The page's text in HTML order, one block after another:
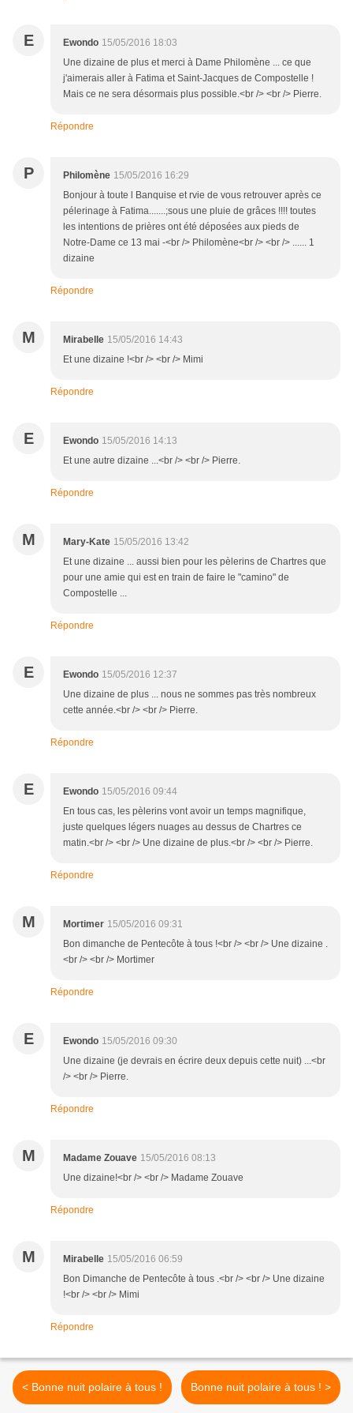
E Ewondo 15/05/2016 18:03
Une dizaine de plus et merci à Dame Philomène ... ce que
j'aimerais aller à Fatima et Saint-Jacques de Compostelle !
Mais ce ne sera désormais plus possible.<br /> <br /> Pierre.
Répondre
P Philomène 15/05/2016 16:29
Bonjour à toute l Banquise et rvie de vous retrouver après ce
pélerinage à Fatima.......;sous une pluie de grâces !!!! toutes
les intentions de prières ont été déposées aux pieds de
Notre-Dame ce 13 mai -<br /> Philomène<br /> <br /> ...... 1
dizaine
Répondre
M Mirabelle 15/05/2016 14:43
Et une dizaine !<br /> <br /> Mimi
Répondre
E Ewondo 15/05/2016 14:13
Et une autre dizaine ...<br /> <br /> Pierre.
Répondre
M Mary-Kate 15/05/2016 13:42
Et une dizaine ... aussi bien pour les pèlerins de Chartres que
pour une amie qui est en train de faire le "camino" de
Compostelle ...
Répondre
E Ewondo 15/05/2016 12:37
Une dizaine de plus ... nous ne sommes pas très nombreux
cette année.<br /> <br /> Pierre.
Répondre
E Ewondo 15/05/2016 09:44
En tous cas, les pèlerins vont avoir un temps magnifique,
juste quelques légers nuages au dessus de Chartres ce
matin.<br /> <br /> Une dizaine de plus.<br /> <br /> Pierre.
Répondre
M Mortimer 15/05/2016 09:31
Bon dimanche de Pentecôte à tous !<br /> <br /> Une dizaine .
<br /> <br /> Mortimer
Répondre
E Ewondo 15/05/2016 09:30
Une dizaine (je devrais en écrire deux depuis cette nuit) ...<br
/> <br /> Pierre.
Répondre
M Madame Zouave 15/05/2016 08:13
Une dizaine!<br /> <br /> Madame Zouave
Répondre
M Mirabelle 15/05/2016 06:59
Bon Dimanche de Pentecôte à tous .<br /> <br /> Une dizaine
!<br /> <br /> Mimi
Répondre
< Bonne nuit polaire à tous ! Bonne nuit polaire à tous ! >